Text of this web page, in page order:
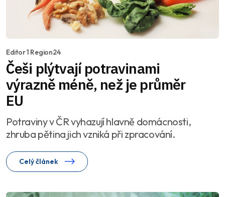
Editor 1 Region24
Češi plýtvají potravinami
výrazně méně, než je průměr
EU
Potraviny v ČR vyhazují hlavně domácnosti,
zhruba pětina jich vzniká při zpracování.
Celý článek